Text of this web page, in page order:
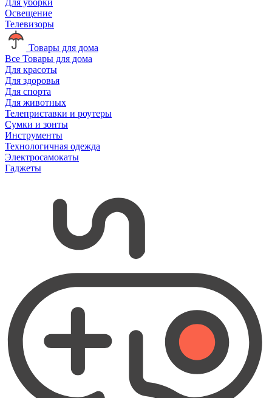
Освещение
Телевизоры
Товары для дома
Все Товары для дома
Для красоты
Для здоровья
Для спорта
Для животных
Телеприставки и роутеры
Сумки и зонты
Инструменты
Технологичная одежда
Электросамокаты
Гаджеты